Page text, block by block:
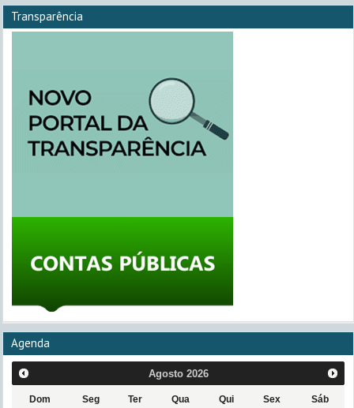
Transparência
Agenda
Agosto 2026
Dom Seg Ter Qua Qui Sex Sáb